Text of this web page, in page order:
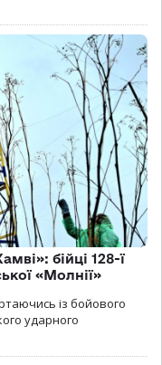
бійці 128-ї
«Молнії»
із бойового
ударного